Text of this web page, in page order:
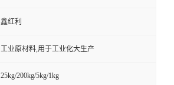
鑫红利
工业原材料,用于工业化大生产
25kg/200kg/5kg/1kg